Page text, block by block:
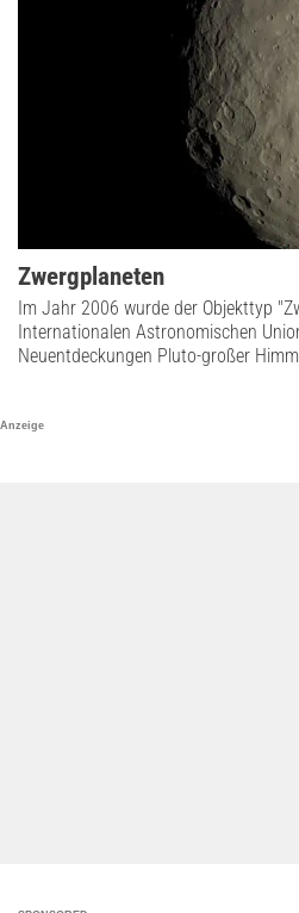
Zwergplaneten
Im Jahr 2006 wurde der Objekttyp
Internationalen Astronomischen
Neuentdeckungen Pluto-großer
Anzeige